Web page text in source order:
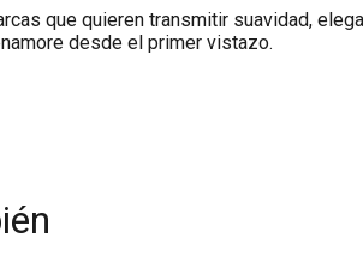
que quieren transmitir suavidad,
desde el primer vistazo.